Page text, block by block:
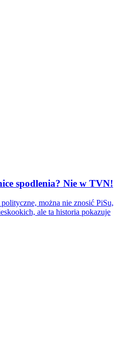
spodlenia? Nie w TVN!
można nie znosić PiSu,
ale ta historia pokazuje